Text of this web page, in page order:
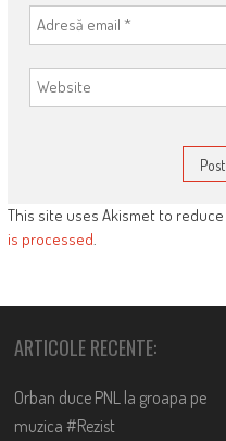
This site uses Akismet to reduce
is processed.
ARTICOLE RECENTE:
Orban duce PNL la groapa pe
muzica #Rezist